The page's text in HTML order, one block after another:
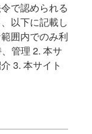
で認められる
以下に記載し
囲内でのみ利
管理 2. 本サ
3. 本サイト